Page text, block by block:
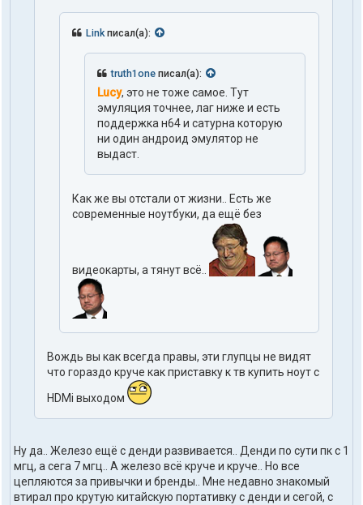
Linkписал(а):
truth1one писал(а):
Lucy, это не тоже самое. Тут
эмуляция точнее, лаг ниже и есть
поддержка н64 и сатурна которую
ни один андроид эмулятор не
выдаст.
Как же вы отстали от жизни.. Есть же
современные ноутбуки, да ещё без
видеокарты, а тянут всё..
Вождь вы как всегда правы, эти глупцы не видят
что гораздо круче как приставку к тв купить ноут с
HDMi выходом
Ну да.. Железо ещё с денди развивается.. Денди по сути пк с 1
мгц, а сега 7 мгц.. А железо всё круче и круче.. Но все
цепляются за привычки и бренды.. Мне недавно знакомый
втирал про крутую китайскую портативку с денди и сегой, с